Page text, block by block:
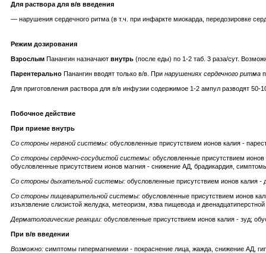
Для раствора для в/в введения
— нарушения сердечного ритма (в т.ч. при инфаркте миокарда, передозировке
Режим дозирования
Взрослым Панангин назначают внутрь (после еды) по 1-2 таб. 3 раза/сут.
Парентерально Панангин вводят только в/в. При нарушениях сердечного ритма
Для приготовления раствора для в/в инфузии содержимое 1-2 ампул разводят 50-
Побочное действие
При приеме внутрь
Со стороны нервной системы: обусловленные присутствием ионов калия -
Со стороны сердечно-сосудистой системы: обусловленные присутствием
обусловленные присутствием ионов магния - снижение АД, брадикардия,
Со стороны дыхательной системы: обусловленные присутствием ионов калия -
Со стороны пищеварительной системы: обусловленные присутствием ионов
изъязвление слизистой желудка, метеоризм, язва пищевода и
Дерматологические реакции: обусловленные присутствием ионов калия - зуд;
При в/в введении
Возможно: симптомы гипермагниемии - покраснение лица, жажда, снижение АД,